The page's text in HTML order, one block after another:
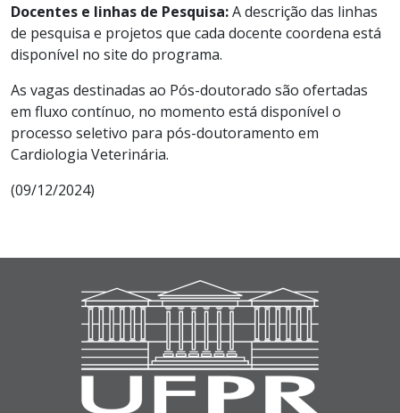
Docentes e linhas de Pesquisa:A descrição das linhas
de pesquisa e projetos que cada docente coordena está
disponível no site do programa.
As vagas destinadas ao Pós-doutorado são ofertadas
em fluxo contínuo, no momento está disponível o
processo seletivo para pós-doutoramento em
Cardiologia Veterinária.
(09/12/2024)